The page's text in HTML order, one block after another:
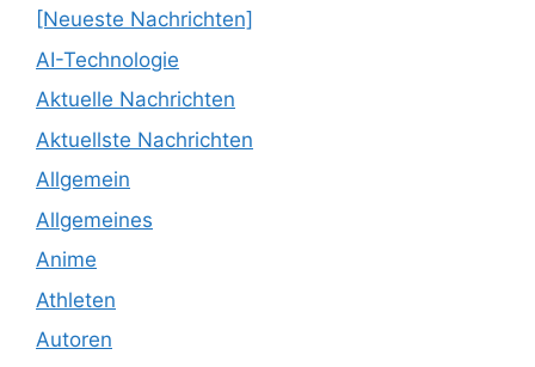
[Neueste Nachrichten]
AI-Technologie
Aktuelle Nachrichten
Aktuellste Nachrichten
Allgemein
Allgemeines
Anime
Athleten
Autoren